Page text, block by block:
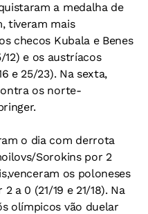
a medalha de
tiveram mais
checos Kubala e Benes
12) e os austríacos
e 25/23). Na sexta,
os norte-
o dia com derrota
Sorokins por 2
os poloneses
a 0 (21/19 e 21/18). Na
olímpicos vão duelar